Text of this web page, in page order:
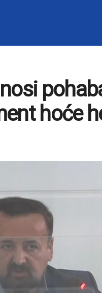
hoće